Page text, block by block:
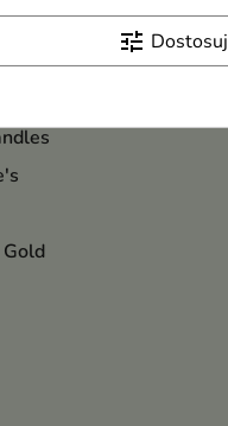
tune Dostosuj